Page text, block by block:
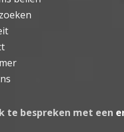
te bespreken met een